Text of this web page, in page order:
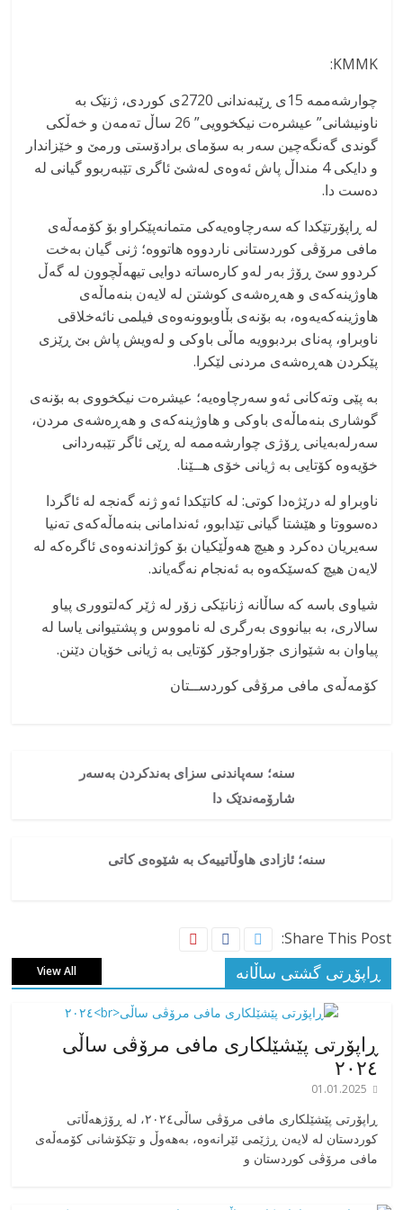
KMMK:
چوارشەممە 15ی ڕێبەندانی 2720ی کوردی، ژنێک بە
ناونیشانی” عیشرەت نیکخوویی” 26 ساڵ تەمەن و خەڵکی
گوندی گەنگەچین سەر بە سۆمای برادۆستی ورمێ و خێزاندار
و دایکی 4 منداڵ پاش ئەوەی لەشێ ئاگری تێبەربوو گیانی لە
دەست دا.
لە ڕاپۆرتێکدا کە سەرچاوەیەکی متمانەپێکراو بۆ کۆمەڵەی
مافی مرۆڤی کوردستانی ناردووە هاتووە؛ ژنی گیان بەخت
کردوو سێ ڕۆژ بەر لەو کارەساتە دوایی تیهەڵچوون لە گەڵ
هاوژینەکەی و هەڕەشەی کوشتن لە لایەن بنەماڵەی
هاوژینەکەیەوە، بە بۆنەی بڵاوبوونەوەی فیلمی نائەخلاقی
ناوبراو، پەنای بردبوویە ماڵی باوکی و لەویش پاش بێ ڕێزی
پێکردن هەڕەشەی مردنی لێکرا.
بە پێی وتەکانی ئەو سەرچاوەیە؛ عیشرەت نیکخووی بە بۆنەی
گوشاری بنەماڵەی باوکی و هاوژینەکەی و هەڕەشەی مردن،
سەرلەبەیانی ڕۆژی چوارشەممە لە ڕێی ئاگر تێبەردانی
خۆیەوە کۆتایی بە ژیانی خۆی هــێنا.
ناوبراو لە درێژەدا کوتی: لە کاتێکدا ئەو ژنە گەنجە لە ئاگردا
دەسووتا و هێشتا گیانی تێدابوو، ئەندامانی بنەماڵەکەی تەنیا
سەیریان دەکرد و هیچ هەوڵێکیان بۆ کوژاندنەوەی ئاگرەکە لە
لایەن هیچ کەسێکەوە بە ئەنجام نەگەیاند.
شیاوی باسه کە ساڵانە ژنانێکی زۆر لە ژێر کەلتووری پیاو
سالاری، بە بیانووی بەرگری لە نامووس و پشتیوانی یاسا لە
پیاوان بە شێوازی جۆراوجۆر کۆتایی بە ژیانی خۆیان دێنن.
کۆمەڵەی مافی مرۆڤی کوردســتان
سنه‌؛ سەپاندنی سزای بەندکردن بەسەر
شارۆمەندێک دا
سنە؛ ئازادی هاوڵاتییەک بە شێوەی کاتی
Share This Post:
ڕاپۆڕتی گشتی ساڵانه View All
ڕاپۆرتی پێشێلکاری مافی مرۆڤی ساڵی
٢٠٢٤
01.01.2025
‎ڕاپۆرتی پێشێلکاری مافی مرۆڤی ساڵی٢٠٢٤، له ڕۆژهەڵاتی
کوردستان له لایەن ڕژێمی ئێرانەوە، بە‎هەوڵ و تێکۆشانی کۆمەڵەی
مافی مرۆڤی کوردستان و